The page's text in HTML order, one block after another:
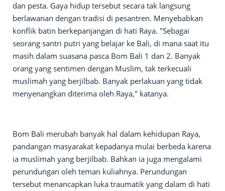
dan pesta. Gaya hidup tersebut secara tak langsung
berlawanan dengan tradisi di pesantren. Menyebabkan
konflik batin berkepanjangan di hati Raya. "Sebagai
seorang santri putri yang belajar ke Bali, di mana saat itu
masih dalam suasana pasca Bom Bali 1 dan 2. Banyak
orang yang sentimen dengan Muslim, tak terkecuali
muslimah yang berjilbab. Banyak perlakuan yang tidak
menyenangkan diterima oleh Raya," katanya.
Bom Bali merubah banyak hal dalam kehidupan Raya,
pandangan masyarakat kepadanya mulai berbeda karena
ia muslimah yang berjilbab. Bahkan ia juga mengalami
perundungan oleh teman kuliahnya. Perundungan
tersebut menancapkan luka traumatik yang dalam di hati